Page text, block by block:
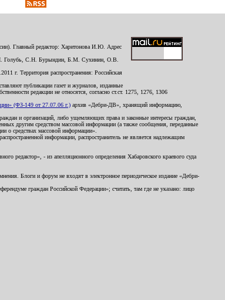
Главный редактор: Харитонова И.Ю. Адрес
Голубь, С.Н. Бурындин, Б.М. Сухинин, О.В.
г. Территория распространения: Российская
публикации газет и журналов, изданные
редакции не относятся, согласно ст.ст. 1275, 1276, 1306
(ФЗ-149 от 27.07.06 г.) архив «Дебри-ДВ», хранящий информацию,
и организаций, либо ущемляющих права и законные интересы граждан,
другим средством массовой информации (а также сообщения, переданные
о средствах массовой информации».
информации, распространитель не является надлежащим
редактор», - из апелляционного определения Хабаровского краевого суда
Блоги и форум не входят в электронное периодическое издание «Дебри-
граждан Российской Федерации»; считать, там где не указано: лицо